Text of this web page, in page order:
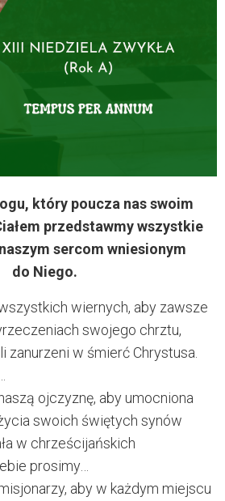
który poucza nas swoim
przedstawmy wszystkie
sercom wniesionym
do Niego.
wiernych, aby zawsze
swojego chrztu,
zanurzeni w śmierć Chrystusa.
ojczyznę, aby umocniona
swoich świętych synów
w chrześcijańskich
prosimy…
aby w każdym miejscu